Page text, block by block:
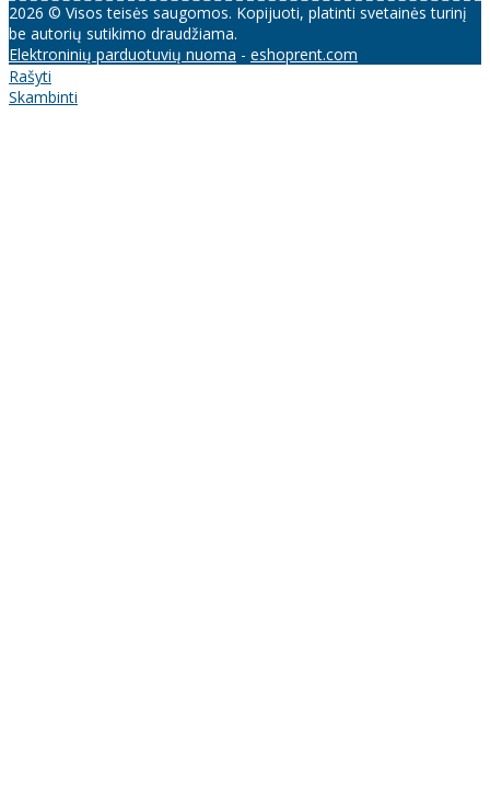
2026 © Visos teisės saugomos. Kopijuoti, platinti svetainės turinį
be autorių sutikimo draudžiama.
Elektroninių parduotuvių nuoma - eshoprent.com
Rašyti
Skambinti